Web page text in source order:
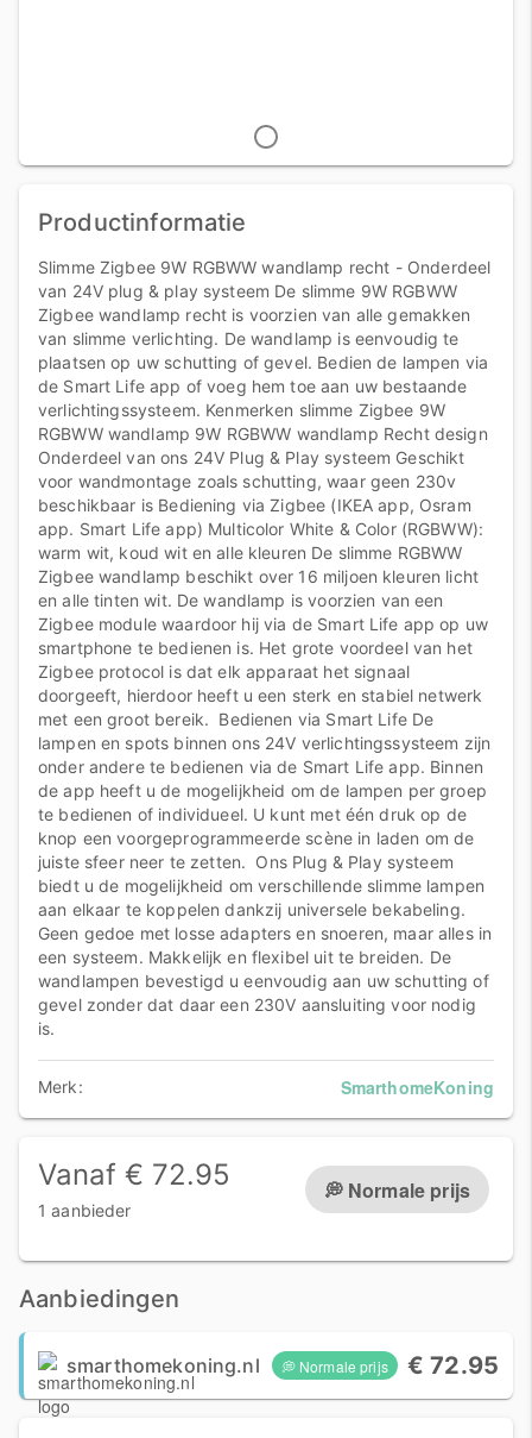
Productinformatie
Slimme Zigbee 9W RGBWW wandlamp recht - Onderdeel
van 24V plug & play systeem De slimme 9W RGBWW
Zigbee wandlamp recht is voorzien van alle gemakken
van slimme verlichting. De wandlamp is eenvoudig te
plaatsen op uw schutting of gevel. Bedien de lampen via
de Smart Life app of voeg hem toe aan uw bestaande
verlichtingssysteem. Kenmerken slimme Zigbee 9W
RGBWW wandlamp 9W RGBWW wandlamp Recht design
Onderdeel van ons 24V Plug & Play systeem Geschikt
voor wandmontage zoals schutting, waar geen 230v
beschikbaar is Bediening via Zigbee (IKEA app, Osram
app. Smart Life app) Multicolor White & Color (RGBWW):
warm wit, koud wit en alle kleuren De slimme RGBWW
Zigbee wandlamp beschikt over 16 miljoen kleuren licht
en alle tinten wit. De wandlamp is voorzien van een
Zigbee module waardoor hij via de Smart Life app op uw
smartphone te bedienen is. Het grote voordeel van het
Zigbee protocol is dat elk apparaat het signaal
doorgeeft, hierdoor heeft u een sterk en stabiel netwerk
met een groot bereik. Bedienen via Smart Life De
lampen en spots binnen ons 24V verlichtingssysteem zijn
onder andere te bedienen via de Smart Life app. Binnen
de app heeft u de mogelijkheid om de lampen per groep
te bedienen of individueel. U kunt met één druk op de
knop een voorgeprogrammeerde scène in laden om de
juiste sfeer neer te zetten. Ons Plug & Play systeem
biedt u de mogelijkheid om verschillende slimme lampen
aan elkaar te koppelen dankzij universele bekabeling.
Geen gedoe met losse adapters en snoeren, maar alles in
een systeem. Makkelijk en flexibel uit te breiden. De
wandlampen bevestigd u eenvoudig aan uw schutting of
gevel zonder dat daar een 230V aansluiting voor nodig
is.
Merk: SmarthomeKoning
Vanaf € 72.95
1 aanbieder
💭 Normale prijs
Aanbiedingen
smarthomekoning.nl 💭 Normale prijs € 72.95